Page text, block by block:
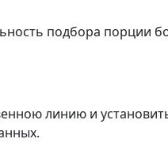
подбора порции
линию и